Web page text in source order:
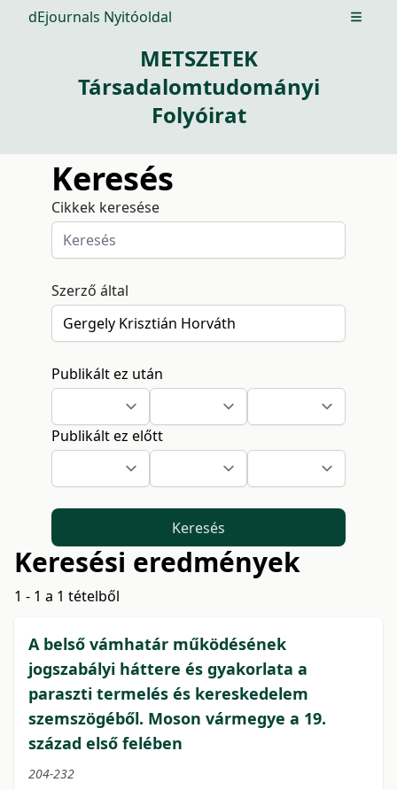
dEjournals Nyitóoldal Open
METSZETEK
Társadalomtudományi
Folyóirat
Keresés
Cikkek keresése
Szerző által
Publikált ez után
Publikált ez előtt
Keresés
Keresési eredmények
1 - 1 a 1 tételből
A belső vámhatár működésének
jogszabályi háttere és gyakorlata a
paraszti termelés és kereskedelem
szemszögéből. Moson vármegye a 19.
század első felében
204-232